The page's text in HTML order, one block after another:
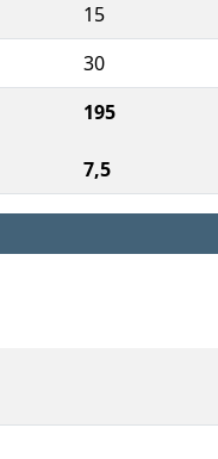
15
30
195
7,5